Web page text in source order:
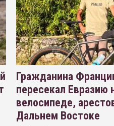
Гражданина
пересекал Евразию
велосипеде,
Дальнем Востоке